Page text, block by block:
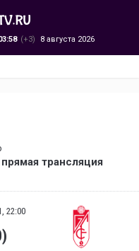
(+3) 8 августа 2026
трансляция
22:00